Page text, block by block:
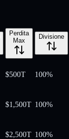
Perdita
Max
Divisione
$500T 100%
$1,500T 100%
$2,500T 100%